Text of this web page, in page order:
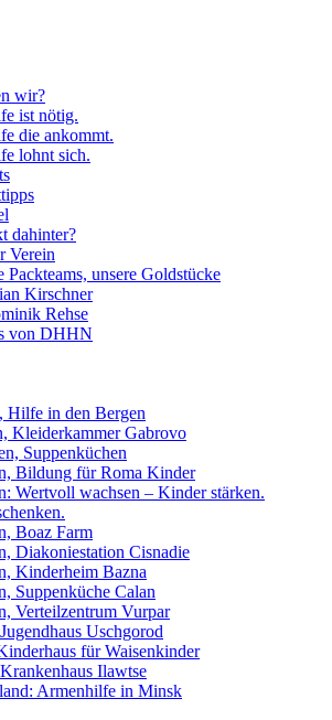
wir?
ist nötig.
die ankommt.
lohnt sich.
dahinter?
Verein
Packteams, unsere Goldstücke
Kirschner
Rehse
von DHHN
Hilfe in den Bergen
Kleiderkammer Gabrovo
Suppenküchen
Bildung für Roma Kinder
Wertvoll wachsen – Kinder stärken.
Boaz Farm
Diakoniestation Cisnadie
Kinderheim Bazna
Suppenküche Calan
Verteilzentrum Vurpar
Uschgorod
für Waisenkinder
Ilawtse
Armenhilfe in Minsk